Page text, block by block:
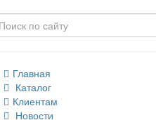
Главная
Каталог
Клиентам
Новости